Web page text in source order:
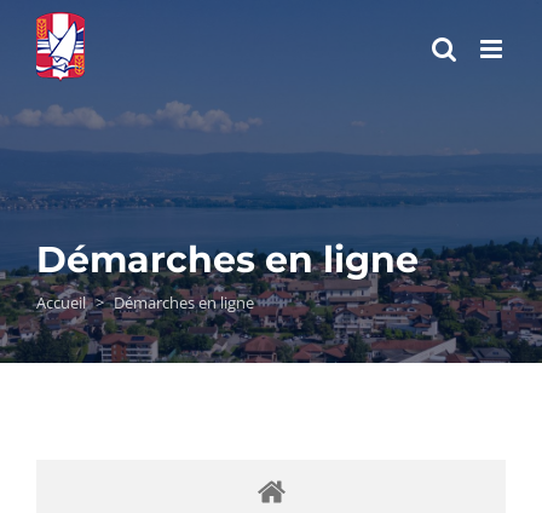
Passer
contenu
Démarches en ligne
Accueil > Démarches en ligne